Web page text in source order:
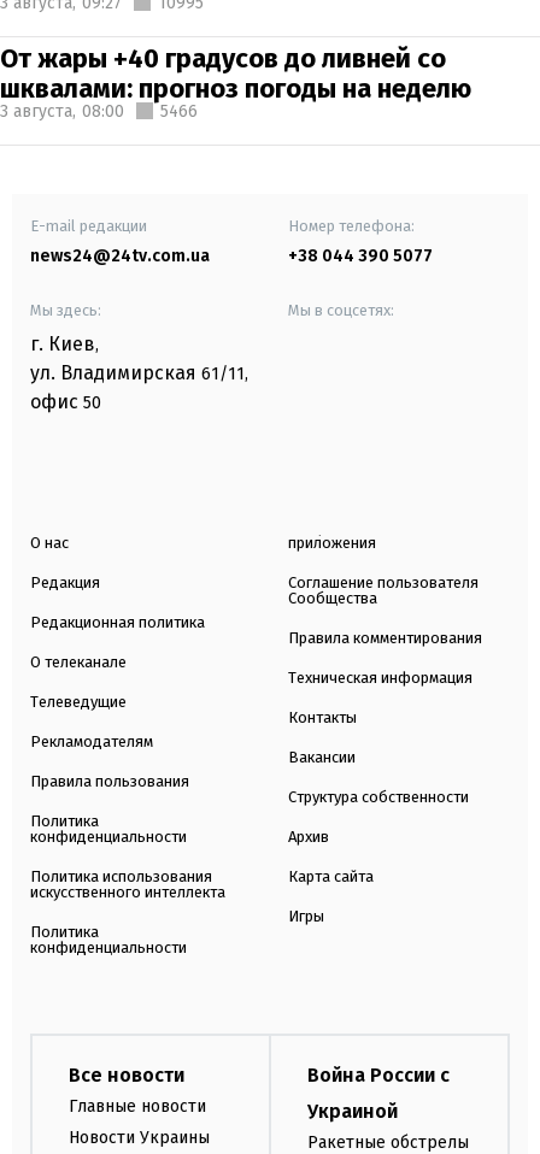
От жары +40 градусов до ливней со
шквалами: прогноз погоды на неделю
3 августа, 08:00 5466
E-mail редакции
news24@24tv.com.ua
Номер телефона:
+38 044 390 5077
Мы здесь:
г. Киев,
ул. Владимирская 61/11,
офис 50
Мы в соцсетях:
О нас
Редакция
Редакционная политика
О телеканале
Телеведущие
Рекламодателям
Правила пользования
Политика
конфиденциальности
Политика использования
искусственного интеллекта
Политика
конфиденциальности
приложения
Соглашение пользователя
Сообщества
Правила комментирования
Техническая информация
Контакты
Вакансии
Структура собственности
Архив
Карта сайта
Игры
Все новости
Главные новости
Новости Украины
Война России с
Украиной
Ракетные обстрелы